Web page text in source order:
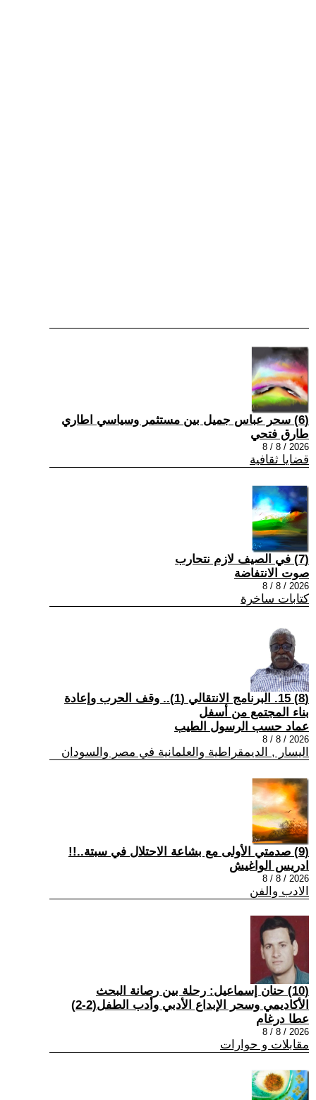
(6) سحر عباس جميل بين مستثمر وسياسي اطاري
طارق فتحي
2026 / 8 / 8
قضايا ثقافية
(7) في الصيف لازم نتحارب
صوت الانتفاضة
2026 / 8 / 8
كتابات ساخرة
(8) 15. البرنامج الانتقالي (1).. وقف الحرب وإعادة
بناء المجتمع من أسفل
عماد حسب الرسول الطيب
2026 / 8 / 8
اليسار , الديمقراطية والعلمانية في مصر والسودان
(9) صدمتي الأولى مع بشاعة الاحتلال في سبتة..!!
ادريس الواغيش
2026 / 8 / 8
الادب والفن
(10) حنان إسماعيل: رحلة بين رصانة البحث
الأكاديمي وسحر الإبداع الأدبي وأدب الطفل(2-2)
عطا درغام
2026 / 8 / 8
مقابلات و حوارات